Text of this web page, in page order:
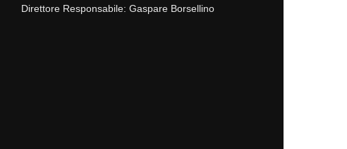
Direttore Responsabile: Gaspare Borsellino